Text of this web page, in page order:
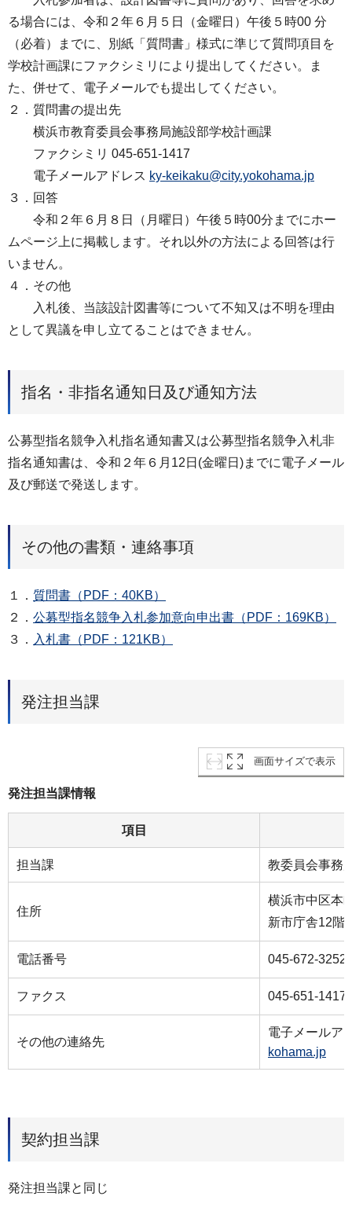
る場合には、令和２年６月５日（金曜日）午後５時00 分
（必着）までに、別紙「質問書」様式に準じて質問項目を
学校計画課にファクシミリにより提出してください。ま
た、併せて、電子メールでも提出してください。
２．質問書の提出先
横浜市教育委員会事務局施設部学校計画課
ファクシミリ 045-651-1417
電子メールアドレス ky-keikaku@city.yokohama.jp
３．回答
令和２年６月８日（月曜日）午後５時00分までにホー
ムページ上に掲載します。それ以外の方法による回答は行
いません。
４．その他
入札後、当該設計図書等について不知又は不明を理由
として異議を申し立てることはできません。
指名・非指名通知日及び通知方法
公募型指名競争入札指名通知書又は公募型指名競争入札非
指名通知書は、令和２年６月12日(金曜日)までに電子メール
及び郵送で発送します。
その他の書類・連絡事項
１． 質問書（PDF：40KB）
２． 公募型指名競争入札参加意向申出書（PDF：169KB）
３． 入札書（PDF：121KB）
発注担当課
画面サイズで表示
発注担当課情報
項目
担当課 教委員会事務
住所
横浜市中区本
新市庁舎12階
電話番号 045-672-3252
ファクス 045-651-1417
その他の連絡先
電子メールア
kohama.jp
契約担当課
発注担当課と同じ